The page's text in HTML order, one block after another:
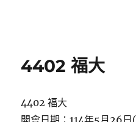
4402 福大
4402 福大
開會日期：114年5月26日